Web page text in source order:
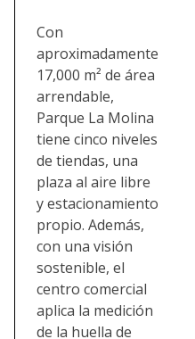
Con
aproximadamente
17,000 m² de área
arrendable,
Parque La Molina
tiene cinco niveles
de tiendas, una
plaza al aire libre
y estacionamiento
propio. Además,
con una visión
sostenible, el
centro comercial
aplica la medición
de la huella de